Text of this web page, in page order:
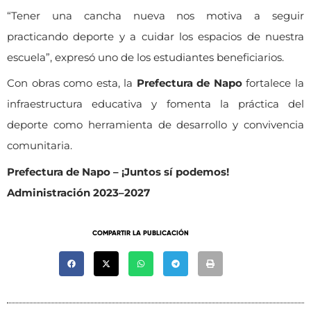
“Tener una cancha nueva nos motiva a seguir
practicando deporte y a cuidar los espacios de nuestra
escuela”, expresó uno de los estudiantes beneficiarios.
Con obras como esta, la Prefectura de Napofortalece la
infraestructura educativa y fomenta la práctica del
deporte como herramienta de desarrollo y convivencia
comunitaria.
Prefectura de Napo – ¡Juntos sí podemos!
Administración 2023–2027
COMPARTIR LA PUBLICACIÓN